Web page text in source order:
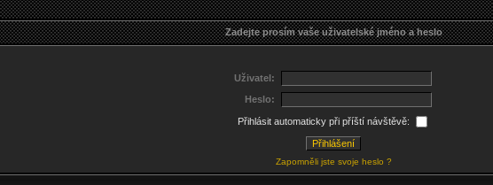
Zadejte prosím vaše uživatelské jméno a heslo
Uživatel:
Heslo:
Přihlásit automaticky při příští návštěvě:
Zapomněli jste svoje heslo ?